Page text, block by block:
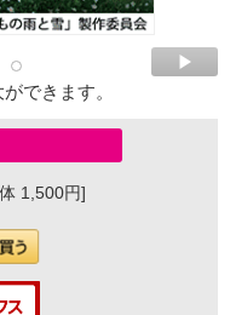
できます。
1,500円]